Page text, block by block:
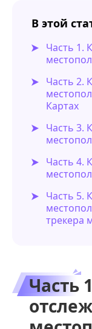
В этой
Часть 1.
Часть 2.
Картах
Часть 3.
Часть 4.
Часть 5.
трекера
Часть